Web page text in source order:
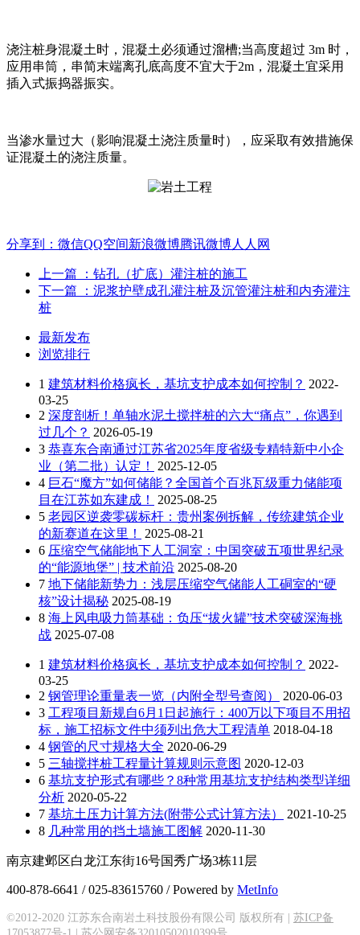
浇注桩身混凝土时，混凝土必须通过溜槽;当高度超过 3m 时，
应用串筒，串简末端离孔底高度不宜大于2m，混凝土宜采用
插入式振捣器振实。
当渗水量过大（影响混凝土浇注质量时），应采取有效措施保
证混凝土的浇注质量。
分享到： 微信QQ空间新浪微博腾讯微博人人网
上一篇
：钻孔（扩底）灌注桩的施工
下一篇
：泥浆护壁成孔灌注桩及沉管灌注桩和内夯灌注
桩
最新发布
浏览排行
1 建筑材料价格疯长，基坑支护成本如何控制？ 2022-
03-25
2 深度剖析！单轴水泥土搅拌桩的六大“痛点”，你遇到
过几个？ 2026-05-19
3 恭喜东合南通过江苏省2025年度省级专精特新中小企
业（第二批）认定！
2025-12-05
4 巨石“魔方”如何储能？全国首个百兆瓦级重力储能项
目在江苏如东建成！
2025-08-25
5 老园区逆袭零碳标杆：贵州案例拆解，传统建筑企业
的新赛道在这里！
2025-08-21
6 压缩空气储能地下人工洞室：中国突破五项世界纪录
的“能源地堡” | 技术前沿 2025-08-20
7 地下储能新势力：浅层压缩空气储能人工硐室的“硬
核”设计揭秘 2025-08-19
8 海上风电吸力筒基础：负压“拔火罐”技术突破深海挑
战 2025-07-08
1 建筑材料价格疯长，基坑支护成本如何控制？ 2022-
03-25
2 钢管理论重量表一览（内附全型号查阅）
2020-06-03
3 工程项目新规自6月1日起施行：400万以下项目不用招
标，施工招标文件中须列出危大工程清单 2018-04-18
4 钢管的尺寸规格大全 2020-06-29
5 三轴搅拌桩工程量计算规则示意图 2020-12-03
6 基坑支护形式有哪些？8种常用基坑支护结构类型详细
分析 2020-05-22
7 基坑土压力计算方法(附带公式计算方法）
2021-10-25
8 几种常用的挡土墙施工图解 2020-11-30
南京建邺区白龙江东街16号国秀广场3栋11层
400-878-6641 / 025-83615760 / Powered by MetInfo
©2012-2020 江苏东合南岩土科技股份有限公司 版权所有 | 苏ICP备